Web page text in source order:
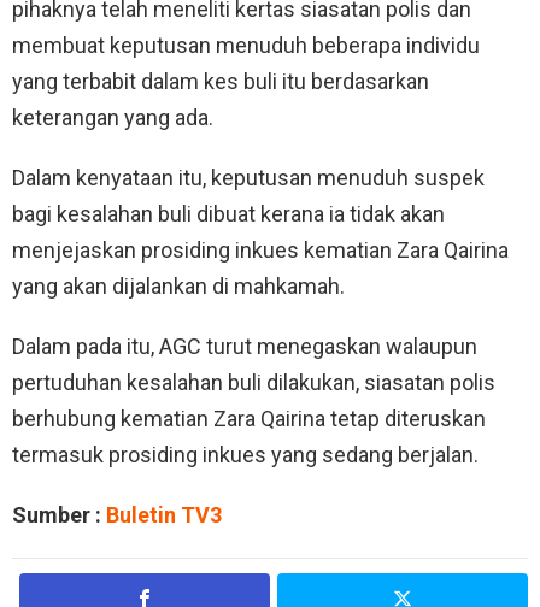
pihaknya telah meneliti kertas siasatan polis dan
membuat keputusan menuduh beberapa individu
yang terbabit dalam kes buli itu berdasarkan
keterangan yang ada.
Dalam kenyataan itu, keputusan menuduh suspek
bagi kesalahan buli dibuat kerana ia tidak akan
menjejaskan prosiding inkues kematian Zara Qairina
yang akan dijalankan di mahkamah.
Dalam pada itu, AGC turut menegaskan walaupun
pertuduhan kesalahan buli dilakukan, siasatan polis
berhubung kematian Zara Qairina tetap diteruskan
termasuk prosiding inkues yang sedang berjalan.
Sumber : Buletin TV3